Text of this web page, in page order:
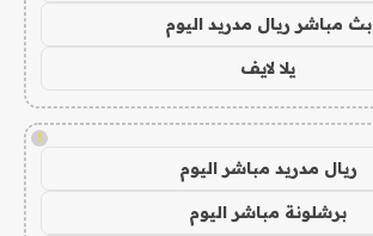
بث مباشر ريال مدريد اليوم
يلا لايف
!
ريال مدريد مباشر اليوم
برشلونة مباشر اليوم